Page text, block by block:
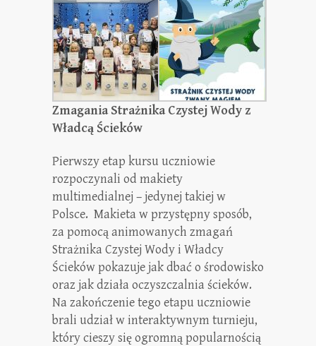
Zmagania Strażnika Czystej Wody z
Władcą Ścieków
Pierwszy etap kursu uczniowie
rozpoczynali od makiety
multimedialnej – jedynej takiej w
Polsce. Makieta w przystępny sposób,
za pomocą animowanych zmagań
Strażnika Czystej Wody i Władcy
Ścieków pokazuje jak dbać o środowisko
oraz jak działa oczyszczalnia ścieków.
Na zakończenie tego etapu uczniowie
brali udział w interaktywnym turnieju,
który cieszy się ogromną popularnością